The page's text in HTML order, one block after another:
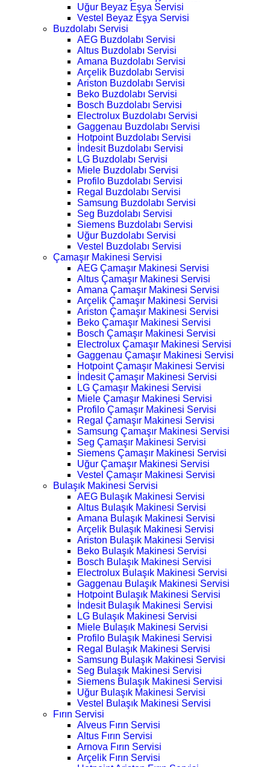
Uğur Beyaz Eşya Servisi
Vestel Beyaz Eşya Servisi
Buzdolabı Servisi
AEG Buzdolabı Servisi
Altus Buzdolabı Servisi
Amana Buzdolabı Servisi
Arçelik Buzdolabı Servisi
Ariston Buzdolabı Servisi
Beko Buzdolabı Servisi
Bosch Buzdolabı Servisi
Electrolux Buzdolabı Servisi
Gaggenau Buzdolabı Servisi
Hotpoint Buzdolabı Servisi
İndesit Buzdolabı Servisi
LG Buzdolabı Servisi
Miele Buzdolabı Servisi
Profilo Buzdolabı Servisi
Regal Buzdolabı Servisi
Samsung Buzdolabı Servisi
Seg Buzdolabı Servisi
Siemens Buzdolabı Servisi
Uğur Buzdolabı Servisi
Vestel Buzdolabı Servisi
Çamaşır Makinesi Servisi
AEG Çamaşır Makinesi Servisi
Altus Çamaşır Makinesi Servisi
Amana Çamaşır Makinesi Servisi
Arçelik Çamaşır Makinesi Servisi
Ariston Çamaşır Makinesi Servisi
Beko Çamaşır Makinesi Servisi
Bosch Çamaşır Makinesi Servisi
Electrolux Çamaşır Makinesi Servisi
Gaggenau Çamaşır Makinesi Servisi
Hotpoint Çamaşır Makinesi Servisi
İndesit Çamaşır Makinesi Servisi
LG Çamaşır Makinesi Servisi
Miele Çamaşır Makinesi Servisi
Profilo Çamaşır Makinesi Servisi
Regal Çamaşır Makinesi Servisi
Samsung Çamaşır Makinesi Servisi
Seg Çamaşır Makinesi Servisi
Siemens Çamaşır Makinesi Servisi
Uğur Çamaşır Makinesi Servisi
Vestel Çamaşır Makinesi Servisi
Bulaşık Makinesi Servisi
AEG Bulaşık Makinesi Servisi
Altus Bulaşık Makinesi Servisi
Amana Bulaşık Makinesi Servisi
Arçelik Bulaşık Makinesi Servisi
Ariston Bulaşık Makinesi Servisi
Beko Bulaşık Makinesi Servisi
Bosch Bulaşık Makinesi Servisi
Electrolux Bulaşık Makinesi Servisi
Gaggenau Bulaşık Makinesi Servisi
Hotpoint Bulaşık Makinesi Servisi
İndesit Bulaşık Makinesi Servisi
LG Bulaşık Makinesi Servisi
Miele Bulaşık Makinesi Servisi
Profilo Bulaşık Makinesi Servisi
Regal Bulaşık Makinesi Servisi
Samsung Bulaşık Makinesi Servisi
Seg Bulaşık Makinesi Servisi
Siemens Bulaşık Makinesi Servisi
Uğur Bulaşık Makinesi Servisi
Vestel Bulaşık Makinesi Servisi
Fırın Servisi
Alveus Fırın Servisi
Altus Fırın Servisi
Arnova Fırın Servisi
Arçelik Fırın Servisi